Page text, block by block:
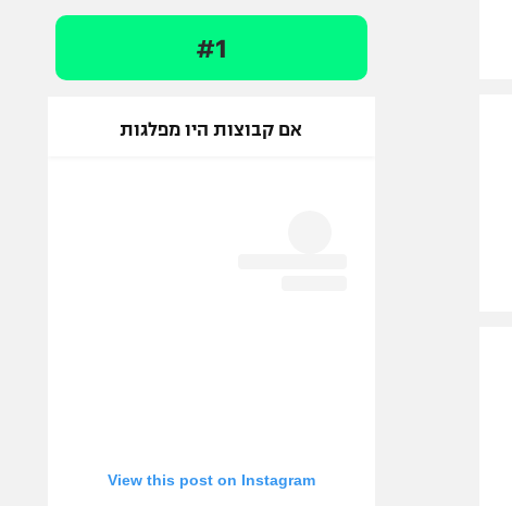
#1
אם קבוצות היו מפלגות
View this post on Instagram